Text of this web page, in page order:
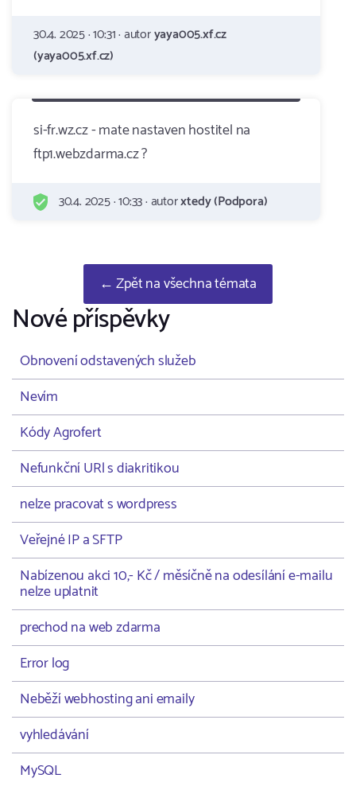
30.4. 2025 · 10:31 · autoryaya005.xf.cz
(yaya005.xf.cz)
si-fr.wz.cz - mate nastaven hostitel na
ftp1.webzdarma.cz ?
30.4. 2025 · 10:33 · autorxtedy (Podpora)
← Zpět na všechna témata
Nové příspěvky
Obnovení odstavených služeb
Nevím
Kódy Agrofert
Nefunkční URl s diakritikou
nelze pracovat s wordpress
Veřejné IP a SFTP
Nabízenou akci 10,- Kč / měsíčně na odesílání e-mailu
nelze uplatnit
prechod na web zdarma
Error log
Neběží webhosting ani emaily
vyhledávání
MySQL